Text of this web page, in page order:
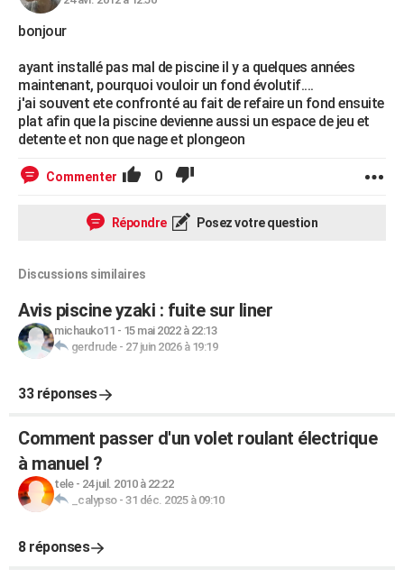
COPAINS D'AVANT
S'inscrire
Se connecter
Lycées
Collèges
Primaires
Universités
Entreprises
Service militaire
Avis de recherche
AVIS DE DÉCÈS
FORUM
Bricolage
Lifestyle
Culture
Sport
Auto
Television
Voyage
Cinema
bonjour
ayant installé pas mal de piscine il y a quelques années
maintenant, pourquoi vouloir un fond évolutif....
j'ai souvent ete confronté au fait de refaire un fond ensuite
plat afin que la piscine devienne aussi un espace de jeu et
detente et non que nage et plongeon
Commenter 0
Répondre Posez votre question
Discussions similaires
Avis piscine yzaki : fuite sur liner
michauko11 - 15 mai 2022 à 22:13
gerdrude- 27 juin 2026 à 19:19
33 réponses
Comment passer d'un volet roulant électrique
à manuel ?
tele- 24 juil. 2010 à 22:22
_calypso- 31 déc. 2025 à 09:10
8 réponses